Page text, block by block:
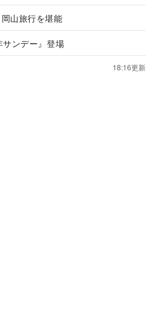
岡山旅行を堪能
サンデー』登場
18:16更新